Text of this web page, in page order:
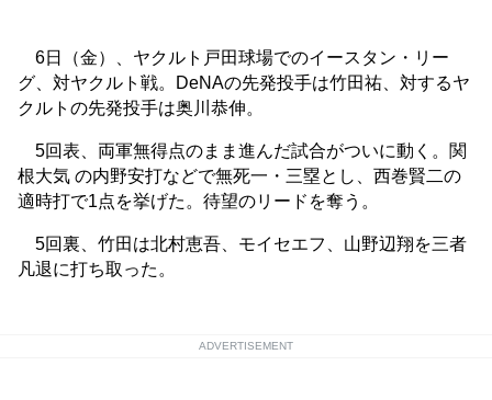
6日（金）、ヤクルト戸田球場でのイースタン・リー
グ、対ヤクルト戦。DeNAの先発投手は竹田祐、対するヤ
クルトの先発投手は奥川恭伸。
5回表、両軍無得点のまま進んだ試合がついに動く。関
根大気 の内野安打などで無死一・三塁とし、西巻賢二の
適時打で1点を挙げた。待望のリードを奪う。
5回裏、竹田は北村恵吾、モイセエフ、山野辺翔を三者
凡退に打ち取った。
ADVERTISEMENT